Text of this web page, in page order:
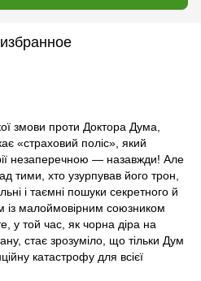
змови проти Доктора Дума,
«страховий поліс», який
незаперечною — назавжди! Але
тими, хто узурпував його трон,
і таємні пошуки секретного й
із малоймовірним союзником
у той час, як чорна діра на
стає зрозуміло, що тільки Дум
катастрофу для всієї